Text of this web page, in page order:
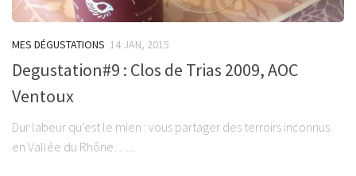
MES DÉGUSTATIONS 14 JAN, 2015
Degustation#9 : Clos de Trias 2009, AOC
Ventoux
Dur labeur qu’est le mien : vous partager des terroirs inconnus
en Vallée du Rhône…....